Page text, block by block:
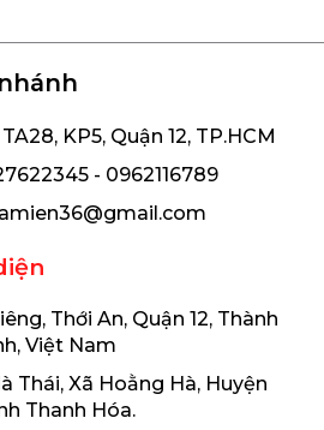
Thới An, Quận 12, Thành
Việt Nam
Thái, Xã Hoằng Hà, Huyện
Thanh Hóa.
KP5, Quận 12, TP.HCM
- 0962116789